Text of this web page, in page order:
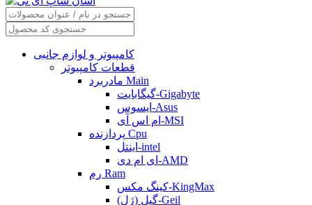
کامپیوتر و لوازم جانبی
قطعات کامپیوتر
مادربرد Main
گیگابایت-Gigabyte
ایسوس-Asus
ام اس آی-MSI
پردازنده Cpu
اینتل-intel
ای ام دی-AMD
رم Ram
کینگ مکس-KingMax
گیل (ژل)-Geil